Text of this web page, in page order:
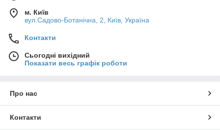
м. Київ
вул.Садово-Ботанічна, 2, Київ, Україна
Контакти
Сьогодні вихідний
Показати весь графік роботи
Про нас
Контакти